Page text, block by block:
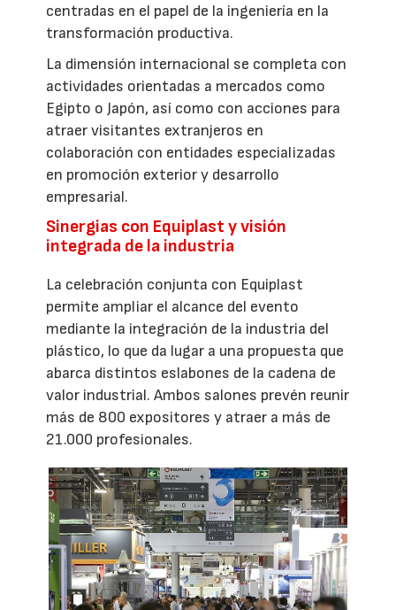
centradas en el papel de la ingeniería en la
transformación productiva.
La dimensión internacional se completa con
actividades orientadas a mercados como
Egipto o Japón, así como con acciones para
atraer visitantes extranjeros en
colaboración con entidades especializadas
en promoción exterior y desarrollo
empresarial.
Sinergias con Equiplast y visión
integrada de la industria
La celebración conjunta con Equiplast
permite ampliar el alcance del evento
mediante la integración de la industria del
plástico, lo que da lugar a una propuesta que
abarca distintos eslabones de la cadena de
valor industrial. Ambos salones prevén reunir
más de 800 expositores y atraer a más de
21.000 profesionales.